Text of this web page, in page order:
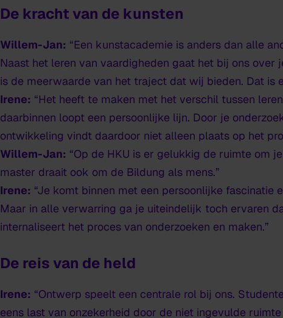
De kracht van de kunsten
Willem-Jan: “Een kunstacademie is anders dan alle
Naast het leren van vaardigheden gaat het bij ons
is de meerwaarde van het traject dat wij bieden. Dat is
Irene: “Het heeft te maken met het verschil tussen
daarbinnen loopt een persoonlijke lijn. Door je
ontwikkeling vindt daardoor niet alleen plaats op het
Willem-Jan: “Op de HKU is er gelukkig de ruimte om
master draait ook om de Bildung als mens.”
Irene: “Je komt binnen met een persoonlijke
Maar in alle verwarring ga je uiteindelijk toch ervaren
internaliseert het proces van onderzoeken en maken.”
De reis van de held
Irene: “Ontwerp speelt een centrale rol bij ons.
eens last van onzekerheid door de niet ingevulde